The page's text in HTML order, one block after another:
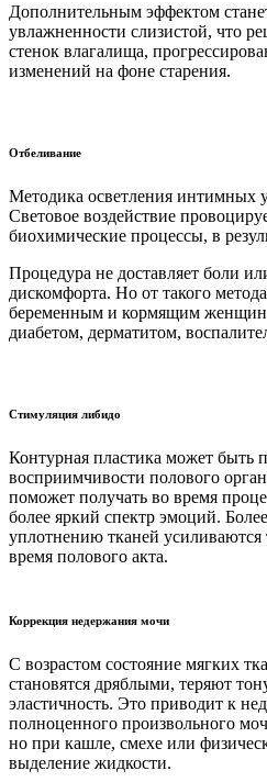
Дополнительным эффектом
увлажненности слизистой, что
стенок влагалища,
изменений на фоне старения.
Отбеливание
Методика осветления интимных
Световое воздействие
биохимические процессы, в
Процедура не доставляет боли
дискомфорта. Но от такого метода
беременным и кормящим
диабетом, дерматитом,
Стимуляция либидо
Контурная пластика может быть
восприимчивости полового
поможет получать во время
более яркий спектр эмоций.
уплотнению тканей
время полового акта.
Коррекция недержания мочи
С возрастом состояние мягких
становятся дряблыми, теряют
эластичность. Это приводит к
полноценного произвольного
но при кашле, смехе или
выделение жидкости.